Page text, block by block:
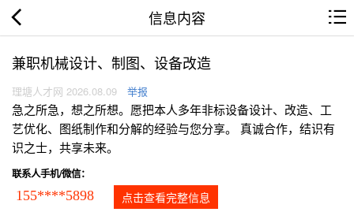
信息内容
兼职机械设计、制图、设备改造
理塘人才网 2026.08.09 举报
急之所急，想之所想。愿把本人多年非标设备设计、改造、工
艺优化、图纸制作和分解的经验与您分享。 真诚合作，结识有
识之士，共享未来。
联系人手机/微信：
155****5898 点击查看完整信息